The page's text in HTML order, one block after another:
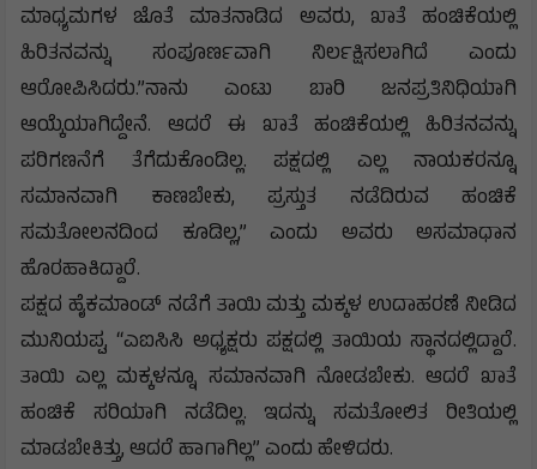
ಮಾಧ್ಯಮಗಳ ಜೊತೆ ಮಾತನಾಡಿದ ಅವರು, ಖಾತೆ ಹಂಚಿಕೆಯಲ್ಲಿ
ಹಿರಿತನವನ್ನು ಸಂಪೂರ್ಣವಾಗಿ ನಿರ್ಲಕ್ಷಿಸಲಾಗಿದೆ ಎಂದು
ಆರೋಪಿಸಿದರು.”ನಾನು ಎಂಟು ಬಾರಿ ಜನಪ್ರತಿನಿಧಿಯಾಗಿ
ಆಯ್ಕೆಯಾಗಿದ್ದೇನೆ. ಆದರೆ ಈ ಖಾತೆ ಹಂಚಿಕೆಯಲ್ಲಿ ಹಿರಿತನವನ್ನು
ಪರಿಗಣನೆಗೆ ತೆಗೆದುಕೊಂಡಿಲ್ಲ. ಪಕ್ಷದಲ್ಲಿ ಎಲ್ಲ ನಾಯಕರನ್ನೂ
ಸಮಾನವಾಗಿ ಕಾಣಬೇಕು, ಪ್ರಸ್ತುತ ನಡೆದಿರುವ ಹಂಚಿಕೆ
ಸಮತೋಲನದಿಂದ ಕೂಡಿಲ್ಲ,” ಎಂದು ಅವರು ಅಸಮಾಧಾನ
ಹೊರಹಾಕಿದ್ದಾರೆ.
ಪಕ್ಷದ ಹೈಕಮಾಂಡ್ ನಡೆಗೆ ತಾಯಿ ಮತ್ತು ಮಕ್ಕಳ ಉದಾಹರಣೆ ನೀಡಿದ
ಮುನಿಯಪ್ಪ, “ಎಐಸಿಸಿ ಅಧ್ಯಕ್ಷರು ಪಕ್ಷದಲ್ಲಿ ತಾಯಿಯ ಸ್ಥಾನದಲ್ಲಿದ್ದಾರೆ.
ತಾಯಿ ಎಲ್ಲ ಮಕ್ಕಳನ್ನೂ ಸಮಾನವಾಗಿ ನೋಡಬೇಕು. ಆದರೆ ಖಾತೆ
ಹಂಚಿಕೆ ಸರಿಯಾಗಿ ನಡೆದಿಲ್ಲ. ಇದನ್ನು ಸಮತೋಲಿತ ರೀತಿಯಲ್ಲಿ
ಮಾಡಬೇಕಿತ್ತು, ಆದರೆ ಹಾಗಾಗಿಲ್ಲ” ಎಂದು ಹೇಳಿದರು.